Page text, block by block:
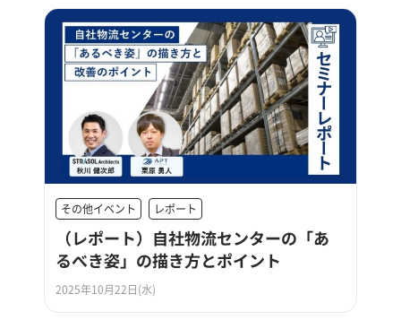
その他イベント レポート
（レポート）自社物流センターの「あ
るべき姿」の描き方とポイント
2025年10月22日(水)